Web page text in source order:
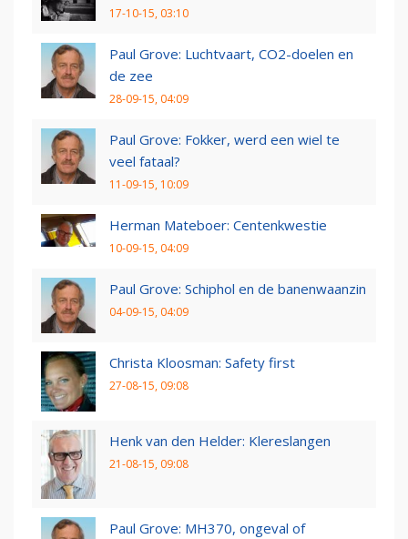
17-10-15, 03:10
Paul Grove: Luchtvaart, CO2-doelen en
de zee
28-09-15, 04:09
Paul Grove: Fokker, werd een wiel te
veel fataal?
11-09-15, 10:09
Herman Mateboer: Centenkwestie
10-09-15, 04:09
Paul Grove: Schiphol en de banenwaanzin
04-09-15, 04:09
Christa Kloosman: Safety first
27-08-15, 09:08
Henk van den Helder: Klereslangen
21-08-15, 09:08
Paul Grove: MH370, ongeval of